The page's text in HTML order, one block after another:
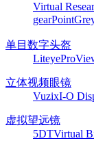
Virtual
gear
单目数字头盔
Liteye
立体视频眼镜
VuzixI-O
虚拟望远镜
5DTVirtual